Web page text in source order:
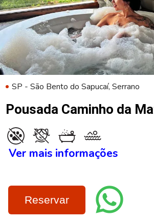
SP - São Bento do Sapucaí, Serrano
Pousada Caminho da
Ver mais informações
Reservar